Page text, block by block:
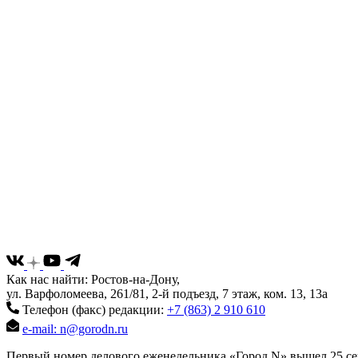
Как нас найти: Ростов-на-Дону,
ул. Варфоломеева, 261/81, 2-й подъезд, 7 этаж, ком. 13, 13а
Телефон (факс) редакции: +7 (863) 2 910 610
e-mail: n@gorodn.ru